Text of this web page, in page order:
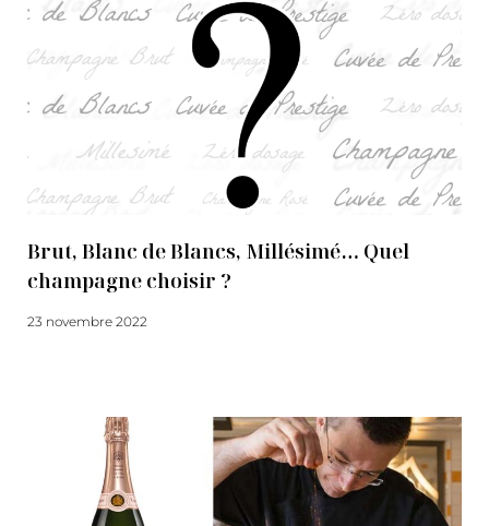
Brut, Blanc de Blancs, Millésimé… Quel
champagne choisir ?
23 novembre 2022